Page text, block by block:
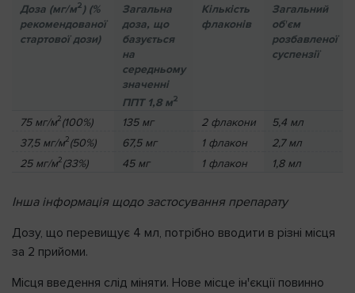
Доза (мг/м2) (%
рекомендованої
стартової дози)
Загальна
доза, що
базується
на
середньому
значенні
ППТ 1,8 м2
Кількість
флаконів
Загальний
обꞌєм
розбавленої
суспензії
75 мг/м2(100%) 135 мг 2 флакони
5,4 мл
37,5 мг/м2(50%) 67,5 мг 1 флакон
2,7 мл
25 мг/м2(33%) 45 мг 1 флакон 1,8 мл
Інша інформація щодо застосування препарату
Дозу, що перевищує 4 мл, потрібно вводити в різні місця
за 2 прийоми.
Місця введення слід міняти. Нове місце інꞌєкції повинно